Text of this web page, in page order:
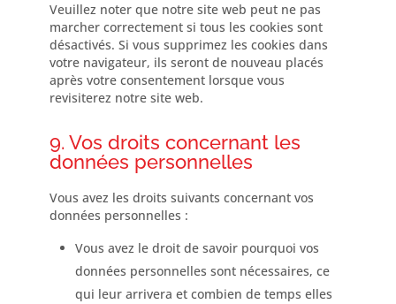
Veuillez noter que notre site web peut ne pas
marcher correctement si tous les cookies sont
désactivés. Si vous supprimez les cookies dans
votre navigateur, ils seront de nouveau placés
après votre consentement lorsque vous
revisiterez notre site web.
9. Vos droits concernant les
données personnelles
Vous avez les droits suivants concernant vos
données personnelles :
Vous avez le droit de savoir pourquoi vos
données personnelles sont nécessaires, ce
qui leur arrivera et combien de temps elles